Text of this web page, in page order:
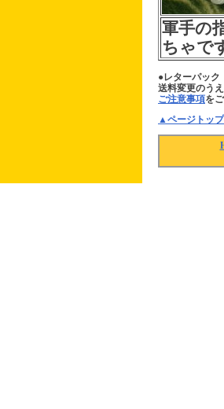
軍手の
ちゃで
●レターパック
送料変更のう
ご注意事項を
▲ページトッ